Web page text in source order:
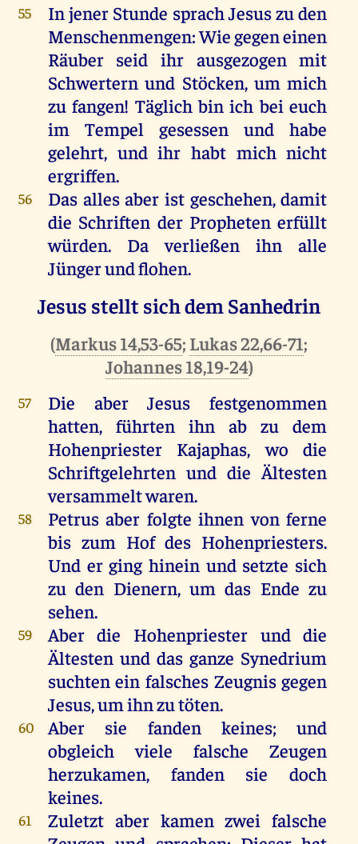
55 Injener Stunde sprachJesuszuden
Menschenmengen:Wiegegeneinen
Räuber seid ihr ausgezogen mit
Schwertern und Stöcken, um mich
zu fangen! Täglich bin ich bei euch
im
Tempel gesessen und
habe
gelehrt, und ihr habt mich nicht
ergriffen.
56 Das alles aber ist geschehen,damit
die Schriften der Propheten erfüllt
würden. Da verließen ihn
alle
Jüngerundflohen.
Jesus stellt sich dem Sanhedrin
(Markus 14,53-65; Lukas 22,66-71;
Johannes 18,19-24)
57 Die aber Jesus festgenommen
hatten, führten ihn ab zu dem
HohenpriesterKajaphas,wo
die
Schriftgelehrten und die Ältesten
versammeltwaren.
58 Petrus aber folgte ihnen von ferne
bis zum Hof des Hohenpriesters.
Und er ging hinein und setzte sich
zu den Dienern, um das Ende zu
sehen.
59 Aber die Hohenpriester und die
Ältesten und das ganze Synedrium
suchten ein falsches Zeugnis gegen
Jesus,umihnzutöten.
60 Aber sie fanden keines;und
obgleich
viele falsche
Zeugen
herzukamen, fanden sie
doch
keines.
61 Zuletzt aber kamen zwei falsche